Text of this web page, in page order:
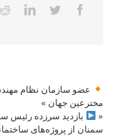
Facebook
Twitter
عضو سازمان نظام
مخترعین جهان »
«
بازدید سرزده رئیس
سمنان از پروژه‌های